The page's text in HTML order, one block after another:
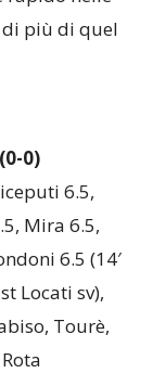
0)
6.5,
Mira 6.5,
6.5 (14′
Locati sv),
Tourè,
(34′ pt